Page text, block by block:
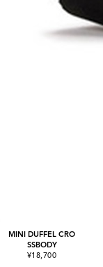
MINI DUFFEL CRO
SSBODY
¥18,700